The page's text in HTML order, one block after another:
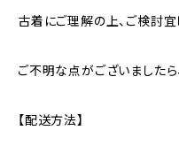
古着にご理解の上、ご検討宜
ご不明な点がございましたら
【配送方法】